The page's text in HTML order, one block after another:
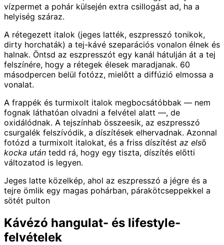
vízpermet a pohár külsején extra csillogást ad, ha a
helyiség száraz.
A rétegezett italok (jeges latték, eszpresszó tonikok,
dirty horchaták) a tej-kávé szeparációs vonalon élnek és
halnak. Öntsd az eszpresszót egy kanál hátulján át a tej
felszínére, hogy a rétegek élesek maradjanak. 60
másodpercen belül fotózz, mielőtt a diffúzió elmossa a
vonalat.
A frappék és turmixolt italok megbocsátóbbak — nem
fognak láthatóan olvadni a felvétel alatt —, de
oxidálódnak. A tejszínhab összeesik, az eszpresszó
csurgalék felszívódik, a díszítések elhervadnak. Azonnal
fotózd a turmixolt italokat, és a friss díszítést az első
kocka után tedd rá, hogy egy tiszta, díszítés előtti
változatod is legyen.
Jeges latte közelkép, ahol az eszpresszó a jégre és a
tejre ömlik egy magas pohárban, párakötcseppekkel a
sötét pulton
Kávézó hangulat- és lifestyle-
felvételek